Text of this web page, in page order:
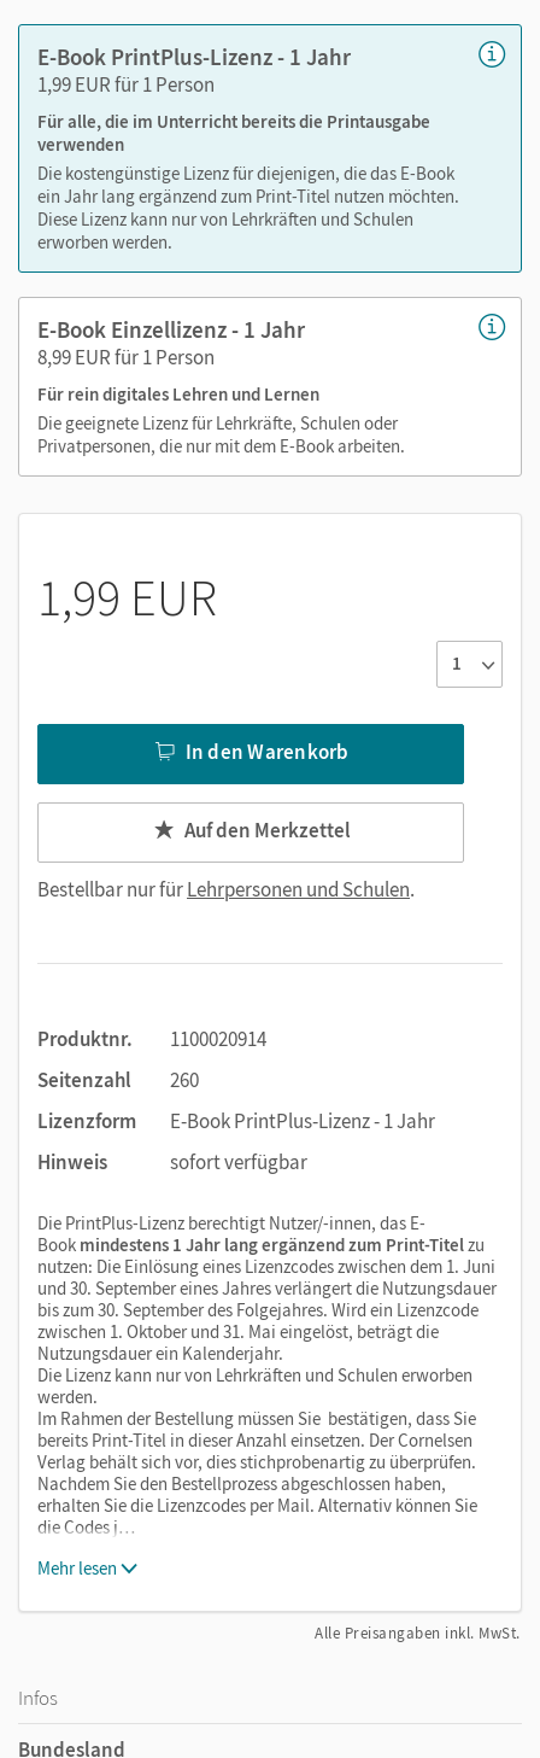
E-Book PrintPlus-Lizenz - 1 Jahr
1,99 EUR für 1 Person
Für alle, die im Unterricht bereits die Printausgabe
verwenden
Die kostengünstige Lizenz für diejenigen, die das E-Book
ein Jahr lang ergänzend zum Print-Titel nutzen möchten.
Diese Lizenz kann nur von Lehrkräften und Schulen
erworben werden.
E-Book Einzellizenz - 1 Jahr
8,99 EUR für 1 Person
Für rein digitales Lehren und Lernen
Die geeignete Lizenz für Lehrkräfte, Schulen oder
Privatpersonen, die nur mit dem E-Book arbeiten.
1,99 EUR
In den Warenkorb
Auf den Merkzettel
Bestellbar nur fürLehrpersonen und Schulen.
Produktnr.
1100020914
Seitenzahl
260
Lizenzform
E-Book PrintPlus-Lizenz - 1 Jahr
Hinweis
sofort verfügbar
Die PrintPlus-Lizenz berechtigt Nutzer/-innen, das E-
Book mindestens 1 Jahr lang ergänzend zum Print-Titelzu
nutzen: Die Einlösung eines Lizenzcodes zwischen dem 1. Juni
und 30. September eines Jahres verlängert die Nutzungsdauer
bis zum 30. September des Folgejahres. Wird ein Lizenzcode
zwischen 1. Oktober und 31. Mai eingelöst, beträgt die
Nutzungsdauer ein Kalenderjahr.
Die Lizenz kann nur von Lehrkräften und Schulen erworben
werden.
Im Rahmen der Bestellung müssen Sie bestätigen, dass Sie
bereits Print-Titel in dieser Anzahl einsetzen. Der Cornelsen
Verlag behält sich vor, dies stichprobenartig zu überprüfen.
Nachdem Sie den Bestellprozess abgeschlossen haben,
erhalten Sie die Lizenzcodes per Mail. Alternativ können Sie
die Codes j…
Mehr lesen
Alle Preisangaben inkl. MwSt.
Infos
Bundesland